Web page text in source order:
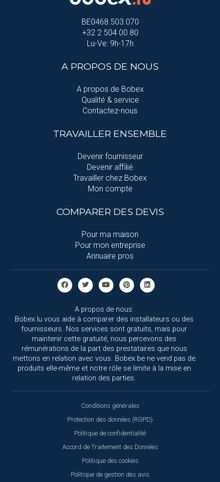
BE0468.503.070
+32 2 504 00 80
Lu-Ve: 9h-17h
A PROPOS DE NOUS
A propos de Bobex
Qualité & service
Contactez-nous
TRAVAILLER ENSEMBLE
Devenir fournisseur
Devenir affilié
Travailler chez Bobex
Mon compte
COMPARER DES DEVIS
Pour ma maison
Pour mon entreprise
Annuaire pros
A propos de nous:
Bobex.lu vous aide à comparer des installateurs ou des
fournisseurs. Nos services sont gratuits, mais pour
maintenir cette gratuité, nous percevons des
rémunérations de la part des prestataires que nous
mettons en relation avec vous. Bobex.be ne vend pas de
produits elle-même et notre rôle se limite à la mise en
relation des parties.
Conditions générales
Protection des données (RGPD)
Politique de confidentialité
Accord de Traitement des Données
Politique des cookies
Politique de gestion des avis